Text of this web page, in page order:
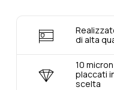
di alta
10
placcati
scelta